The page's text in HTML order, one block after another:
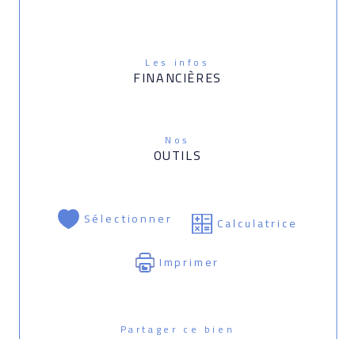
Les infos
FINANCIÈRES
Nos
OUTILS
Sélectionner
Calculatrice
Imprimer
Partager ce bien